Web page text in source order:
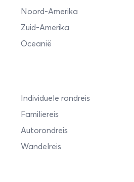
Noord-Amerika
Zuid-Amerika
Oceanië
Individuele rondreis
Familiereis
Autorondreis
Wandelreis